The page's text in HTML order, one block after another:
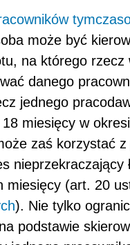
może być
na którego
danego
jednego
miesięcy w
zaś korzystać
nieprzekraczający
miesięcy (art. 20
). Nie tylko
podstawie